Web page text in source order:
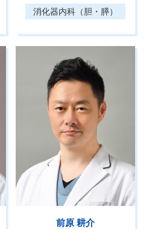
消化器内科（胆・膵）
前原 耕介